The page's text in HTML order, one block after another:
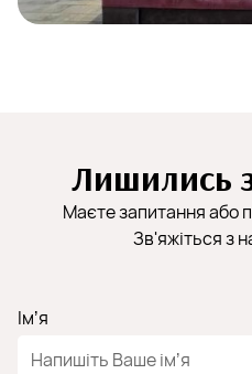
Лишились
Маєте запитання або
Зв'яжіться з
Імʼя